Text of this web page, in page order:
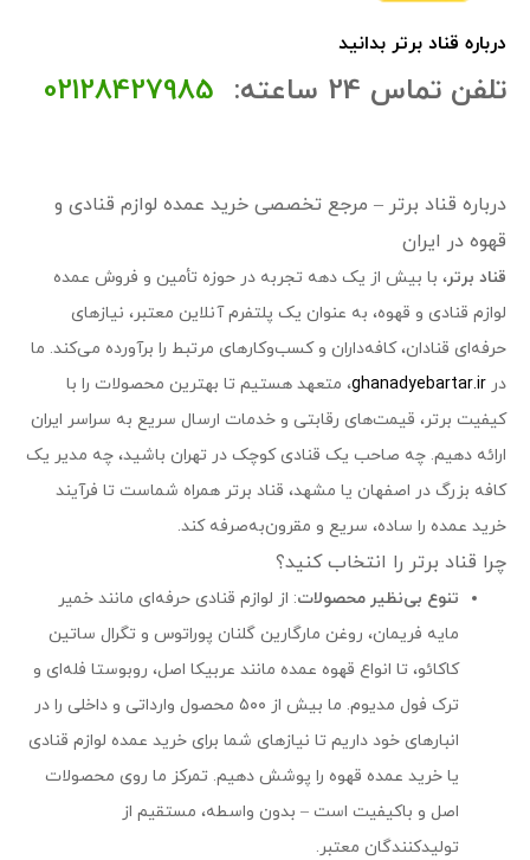
درباره قناد برتر بدانید
تلفن تماس 24 ساعته: 02128427985
درباره قناد برتر – مرجع تخصصی خرید عمده لوازم قنادی و
قهوه در ایران
قناد برتر، با بیش از یک دهه تجربه در حوزه تأمین و فروش عمده
لوازم قنادی و قهوه، به عنوان یک پلتفرم آنلاین معتبر، نیازهای
حرفه‌ای قنادان، کافه‌داران و کسب‌وکارهای مرتبط را برآورده می‌کند. ما
در ghanadyebartar.ir، متعهد هستیم تا بهترین محصولات را با
کیفیت برتر، قیمت‌های رقابتی و خدمات ارسال سریع به سراسر ایران
ارائه دهیم. چه صاحب یک قنادی کوچک در تهران باشید، چه مدیر یک
کافه بزرگ در اصفهان یا مشهد، قناد برتر همراه شماست تا فرآیند
خرید عمده را ساده، سریع و مقرون‌به‌صرفه کند.
چرا قناد برتر را انتخاب کنید؟
تنوع بی‌نظیر محصولات: از لوازم قنادی حرفه‌ای مانند خمیر
مایه فریمان، روغن مارگارین گلنان پوراتوس و تگرال ساتین
کاکائو، تا انواع قهوه عمده مانند عربیکا اصل، روبوستا فله‌ای و
ترک فول مدیوم. ما بیش از ۵۰۰ محصول وارداتی و داخلی را در
انبارهای خود داریم تا نیازهای شما برای خرید عمده لوازم قنادی
یا خرید عمده قهوه را پوشش دهیم. تمرکز ما روی محصولات
اصل و باکیفیت است – بدون واسطه، مستقیم از
تولیدکنندگان معتبر.